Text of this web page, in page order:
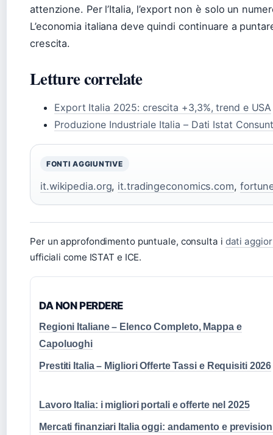
attenzione. Per l’Italia, l’export non è solo un
L’economia italiana deve quindi continuare a
crescita.
Letture correlate
Export Italia 2025: crescita +3,3%, trend e USA
Produzione Industriale Italia – Dati Istat
FONTI AGGIUNTIVE
it.wikipedia.org, it.tradingeconomics.com,
Per un approfondimento puntuale, consulta i dati
ufficiali come ISTAT e ICE.
DA NON PERDERE
Regioni Italiane – Elenco Completo, Mappa e
Capoluoghi
Prestiti Italia – Migliori Offerte Tassi e Requisiti 2026
Lavoro Italia: i migliori portali e offerte nel 2025
Mercati finanziari Italia oggi: andamento e